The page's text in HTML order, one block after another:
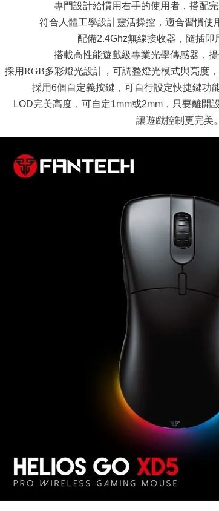
專門設計給慣用右手的使用者，搭配
符合人體工學設計靈活操控，適合習慣使
配備2.4Ghz無線接收器，隨插即
搭載高性能遊戲級專業光學傳感器，提
採用RGB多彩燈光設計，可調整燈光模式與亮度
採用6個自定義按鍵，可自行設定快捷鍵功
LOD完美高度，可自定1mm或2mm，只要離開
讓遊戲控制更完美。